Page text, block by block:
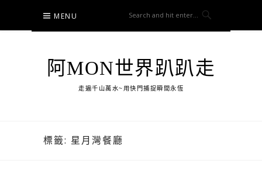
content
MENU
阿MON世界趴趴走
走遍千山萬水~用快門捕捉瞬間永恆
標籤: 星月灣餐廳